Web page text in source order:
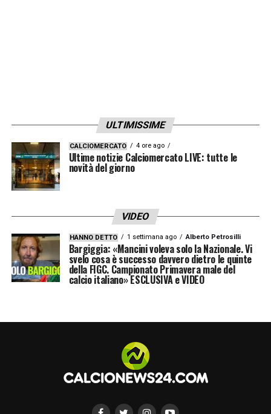
ULTIMISSIME
CALCIOMERCATO 4 ore ago
Ultime notizie Calciomercato LIVE: tutte le
novità del giorno
VIDEO
HANNO DETTO 1 settimana ago Alberto Petrosilli
Bargiggia: «Mancini voleva solo la Nazionale. Vi
svelo cosa è successo davvero dietro le quinte
della FIGC. Campionato Primavera male del
calcio italiano» ESCLUSIVA e VIDEO